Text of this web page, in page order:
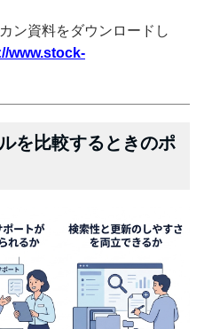
ン資料をダウンロードし
www.stock-
を比較するときのポ